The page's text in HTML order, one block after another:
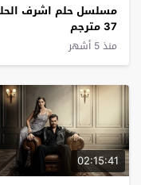
مسلسل حلم اشرف
37 مترجم
منذ 5 أشهر
02:15:41